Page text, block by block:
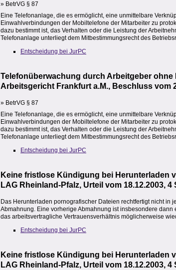
» BetrVG § 87
Eine Telefonanlage, die es ermöglicht, eine unmittelbare
Einwahlverbindungen der Mobiltelefone der Mitarbeiter zu
dazu bestimmt ist, das Verhalten oder die Leistung der
Telefonanlage unterliegt dem Mitbestimmungsrecht des
Entscheidung bei JurPC
Telefonüberwachung durch Arbeitgeber
Arbeitsgericht Frankfurt a.M., Beschluss vom
» BetrVG § 87
Eine Telefonanlage, die es ermöglicht, eine unmittelbare
Einwahlverbindungen der Mobiltelefone der Mitarbeiter zu
dazu bestimmt ist, das Verhalten oder die Leistung der
Telefonanlage unterliegt dem Mitbestimmungsrecht des
Entscheidung bei JurPC
Keine fristlose Kündigung bei Herunterladen
LAG Rheinland-Pfalz, Urteil vom 18.12.2003, 4
Das Herunterladen pornografischer Dateien rechtfertigt nicht
Abmahnung. Eine vorherige Abmahnung ist insbesondere
das arbeitsvertragliche Vertrauensverhältnis möglicherweise
Entscheidung bei JurPC
Keine fristlose Kündigung bei Herunterladen
LAG Rheinland-Pfalz, Urteil vom 18.12.2003, 4